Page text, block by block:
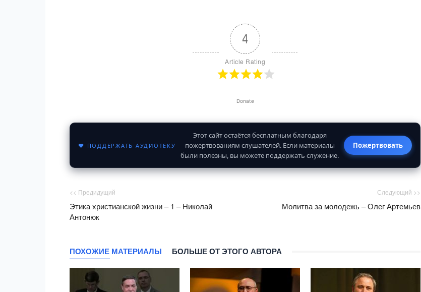
4
Article Rating
Donate
♥ ПОДДЕРЖАТЬ АУДИОТЕКУ
Этот сайт остаётся бесплатным благодаря
пожертвованиям слушателей. Если материалы
были полезны, вы можете поддержать служение.
Пожертвовать
<< Предидущий
Этика христианской жизни – 1 – Николай
Антонюк
Следующий >>
Молитва за молодежь – Олег Артемьев
ПОХОЖИЕ МАТЕРИАЛЫ БОЛЬШЕ ОТ ЭТОГО АВТОРА